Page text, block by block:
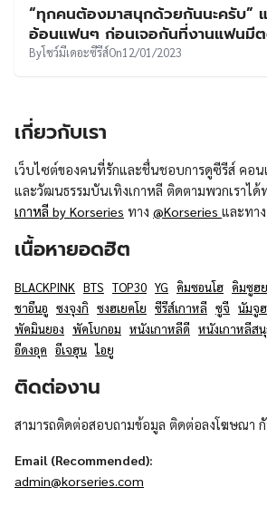
“ทุกคนต้องมาสนุกด้วยกันนะครับ”
อ้อนแฟนๆ ก่อนเจอกันที่งานแฟนมี
Byโชว์มีเดอะซีรีส์On12/01/2023
เกี่ยวกับเรา
เว็บไซต์ของคนที่รักและชื่นชอบการดูซีรีส์ คอ
และวัฒนธรรมบันเทิงเกาหลี ติดตามพวกเราได้
เกาหลี by Korseries ทาง @Korseries และทาง
เนื้อหายอดฮิต
BLACKPINK BTS TOP30 YG คิมซอนโฮ คิมซูฮ
ชาอึนอู ซงจุงกิ ซงฮเยคโย ซีรีส์เกาหลี ซูจี นัมจู
พัคมินยอง พัคโบกอม หนังเกาหลีดี หนังเกาหลีส
อีดงอุค อีเจฮุน ไอยู
ติดต่องาน
สามารถติดต่อสอบถามข้อมูล ติดต่อลงโฆษณา
Email (Recommended):
admin@korseries.com